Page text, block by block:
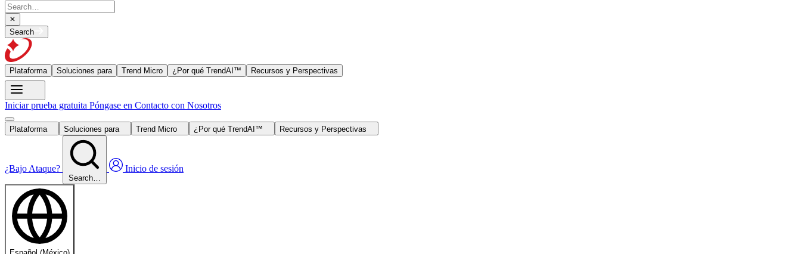
Search
Plataforma Soluciones para Trend Micro ¿Por qué TrendAI™ Recursos y Perspectivas
Iniciar prueba gratuita Póngase en Contacto con Nosotros
Plataforma Soluciones para Trend Micro ¿Por qué TrendAI™ Recursos y Perspectivas
¿Bajo Ataque?
Search…
Inicio de sesión